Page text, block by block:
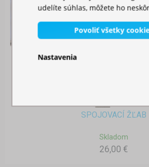
SPOJOVACÍ ŽĽAB
Skladom
26,00 €
udelíte súhlas, môžete ho
Povoliť všetky
Nastavenia